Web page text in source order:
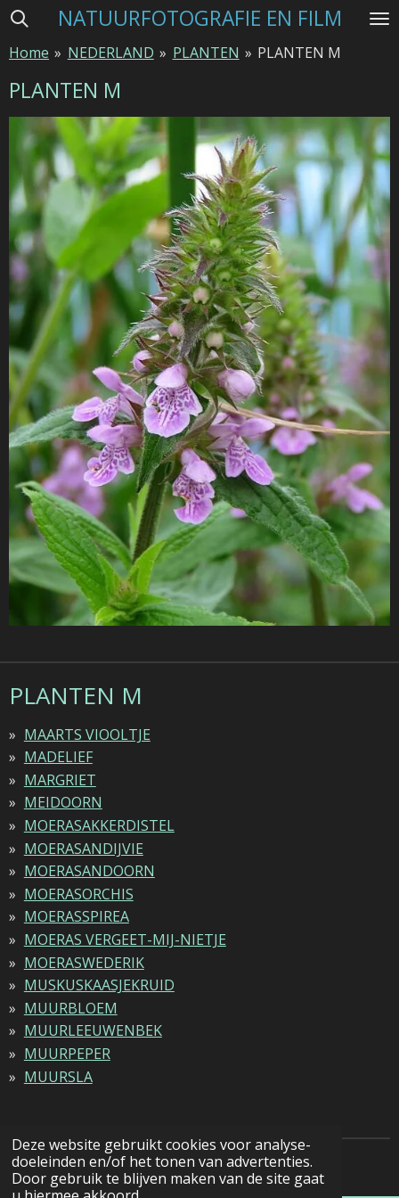
Deze website gebruikt cookies voor analyse-
doeleinden en/of het tonen van advertenties.
Door gebruik te blijven maken van de site gaat
Ga
naar
de
NATUURFOTOGRAFIE EN FILM
Home » NEDERLAND » PLANTEN » PLANTEN M
PLANTEN M
PLANTEN M
MAARTS VIOOLTJE
MADELIEF
MARGRIET
MEIDOORN
MOERASAKKERDISTEL
MOERASANDIJVIE
MOERASANDOORN
MOERASORCHIS
MOERASSPIREA
MOERAS VERGEET-MIJ-NIETJE
MOERASWEDERIK
MUSKUSKAASJEKRUID
MUURBLOEM
MUURLEEUWENBEK
MUURPEPER
MUURSLA
© 2022 - 2026 Natuurfotografie